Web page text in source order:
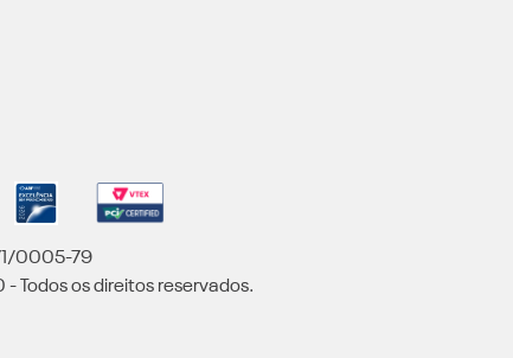
0005-79
Todos os direitos reservados.